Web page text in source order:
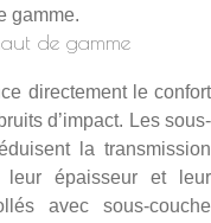
gamme.
de gamme
directement le confort
d’impact. Les sous-
la transmission
épaisseur et leur
avec sous-couche